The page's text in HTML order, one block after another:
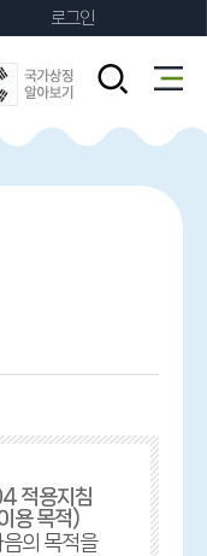
로그인
적용지침
용 목적)
의 목적을